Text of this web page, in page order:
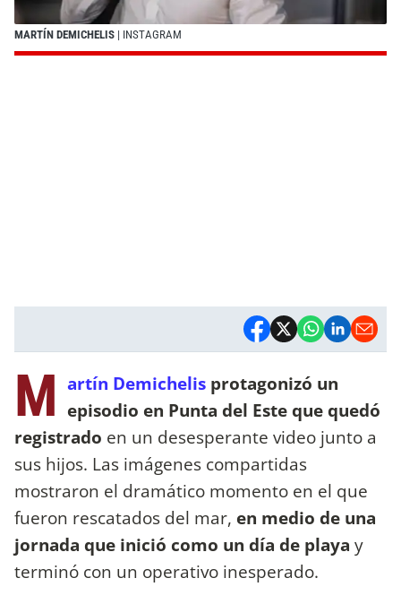
MARTÍN DEMICHELIS | INSTAGRAM
M artín Demichelis protagonizó un
episodio en Punta del Este que quedó
registrado en un desesperante video junto a
sus hijos. Las imágenes compartidas
mostraron el dramático momento en el que
fueron rescatados del mar, en medio de una
jornada que inició como un día de playa y
terminó con un operativo inesperado.